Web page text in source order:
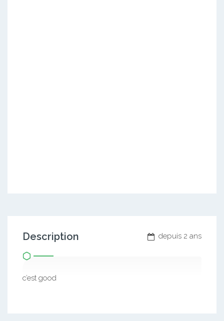
depuis 2 ans
Description
c’est good